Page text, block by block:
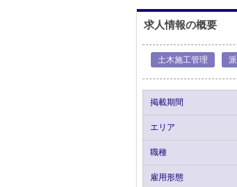
求人情報の概要
土木施工管理
掲載期間
エリア
職種
雇用形態